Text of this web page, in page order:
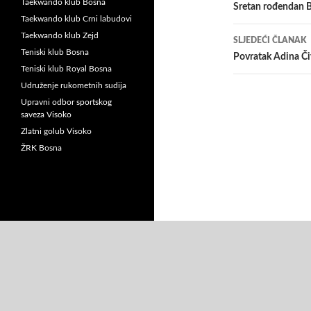
članaka
Sretan rođendan
SLJEDEĆI ČLANAK
Povratak Adina
Taekwando klub Bosna
Taekwando klub Crni labudovi
Taekwando klub Zejd
Teniski klub Bosna
Teniski klub Royal Bosna
Udruženje rukometnih sudija
Upravni odbor sportskog
saveza Visoko
Zlatni golub Visoko
ŽRK Bosna